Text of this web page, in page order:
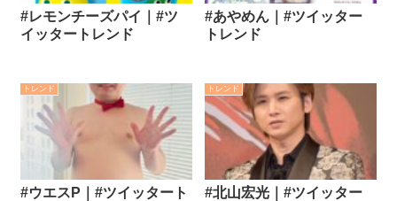
#レモンチーズパイ｜#ツ
イッタートレンド
#あやめん｜#ツイッター
トレンド
トレンド
#ウエスP｜#ツイッタート
トレンド
#北山宏光｜#ツイッター